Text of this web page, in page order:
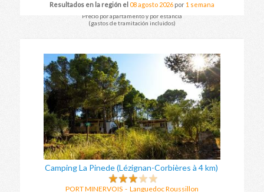
Precio por apartamento y por estancia
(gastos de tramitación incluidos)
Resultados en la región el 08 agosto 2026 por 1 semana
Camping La Pinede (Lézignan-Corbières à 4 km)
PORT MINERVOIS - Languedoc Roussillon